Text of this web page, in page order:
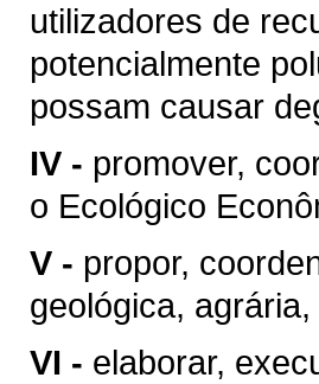
utilizadores de
potencialmente
possam causar
IV - promover,
o Ecológico
V - propor,
geológica,
VI - elaborar,